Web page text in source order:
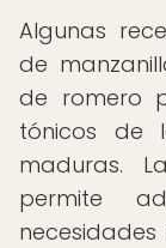
Algunas
de
de romero
tónicos de
maduras.
permite